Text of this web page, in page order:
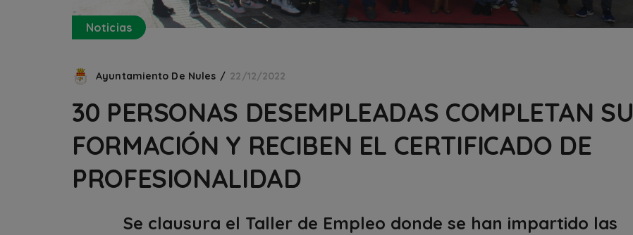
Noticias
Ayuntamiento De Nules 22/12/2022
30 PERSONAS DESEMPLEADAS COMPLETAN SU
FORMACIÓN Y RECIBEN EL CERTIFICADO DE
PROFESIONALIDAD
Se clausura el Taller de Empleo donde se han impartido las